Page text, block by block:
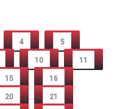
4 5
10 11
15 16
20 21